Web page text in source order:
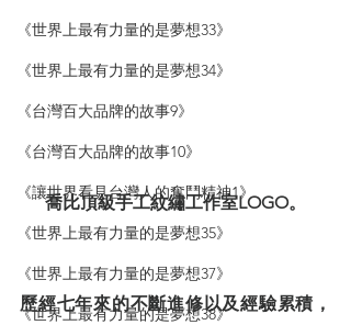
《世界上最有力量的是夢想33》
《世界上最有力量的是夢想34》
《台灣百大品牌的故事9》
《台灣百大品牌的故事10》
《讓世界看見台灣人的奮鬥精神1》
《世界上最有力量的是夢想35》
《世界上最有力量的是夢想37》
《世界上最有力量的是夢想38》
喬比頂級手工紋繡工作室LOGO。
歷經七年來的不斷進修以及經驗累積，